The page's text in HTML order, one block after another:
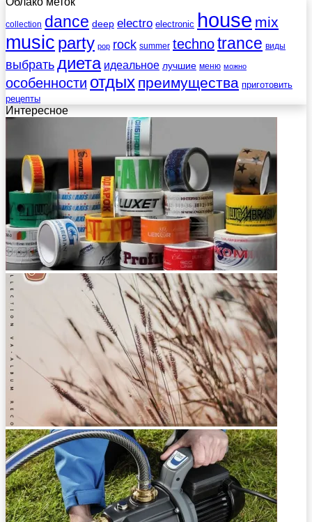
collection dance deep electro electronic house mix
music party pop rock summer technotrance виды
выбратьдиета идеальное лучшие меню можно
особенности отдых преимущества приготовить
рецепты
Интересное